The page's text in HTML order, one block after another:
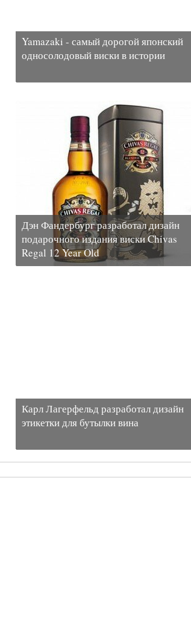
Yamazaki - самый дорогой японский
односолодовый виски в истории
Дэн Фандербург разработал дизайн
подарочного издания виски Chivas
Regal 12 Year Old
Карл Лагерфельд разработал дизайн
этикетки для бутылки вина